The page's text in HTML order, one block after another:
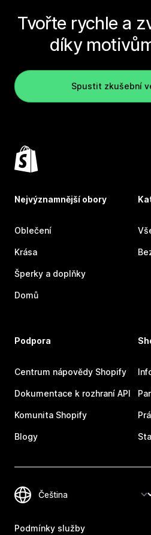
Tvořte rychle a
díky
Spustit zkušební
Nejvýznamnější obory
Oblečení
Krása
Šperky a doplňky
Domů
Podpora
Centrum nápovědy Shopify
Dokumentace k rozhraní API
Komunita Shopify
Blogy
Podmínky služby